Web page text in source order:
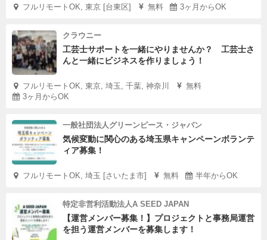
フルリモートOK, 東京 [台東区] 無料 3ヶ月からOK
クラウニー
工芸士サポートを一緒にやりませんか？ 工芸士さ
んと一緒にビジネスを作りましょう！
フルリモートOK, 東京, 埼玉, 千葉, 神奈川
無料
3ヶ月からOK
一般社団法人グリーンピース・ジャパン
気候変動に関心のある埼玉県キャンペーンボランテ
ィア募集！
フルリモートOK, 埼玉 [さいたま市] 無料 半年からOK
特定非営利活動法人A SEED JAPAN
【運営メンバー募集！】プロジェクトと事務局運営
を担う運営メンバーを募集します！